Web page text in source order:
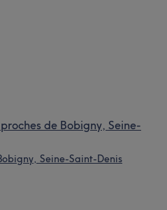
de Bobigny, Seine-
Seine-Saint-Denis